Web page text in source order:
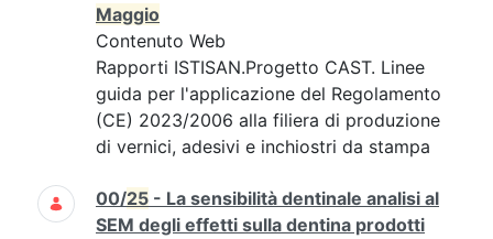
Maggio
Contenuto Web
Rapporti ISTISAN.Progetto CAST. Linee
guida per l'applicazione del Regolamento
(CE) 2023/2006 alla filiera di produzione
di vernici, adesivi e inchiostri da stampa
00/25 - La sensibilità dentinale analisi al
SEM degli effetti sulla dentina prodotti